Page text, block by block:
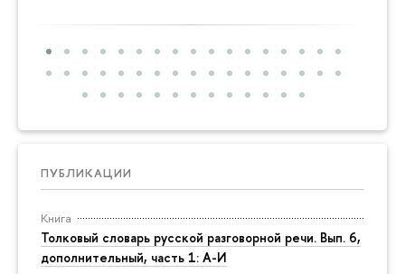
ПУБЛИКАЦИИ
Книга
Толковый словарь русской разговорной речи. Вып. 6,
дополнительный, часть 1: А-И